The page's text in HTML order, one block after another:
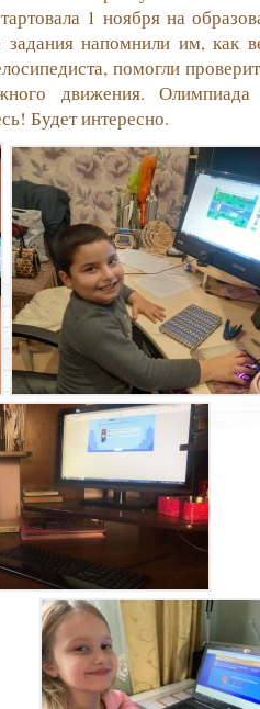
1 ноября на
задания напомнили им, как
помогли
движения.
Будет интересно.